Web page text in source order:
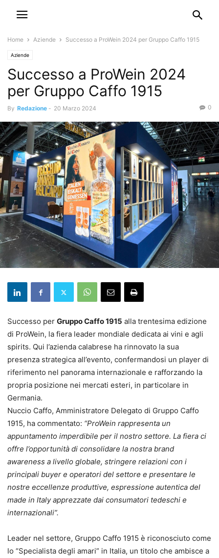
Home Aziende Successo a ProWein 2024 per Gruppo Caffo 1915
Aziende
Successo a ProWein 2024
per Gruppo Caffo 1915
By Redazione - 20 Marzo 2024 0
Successo per Gruppo Caffo 1915 alla trentesima edizione
di ProWein, la fiera leader mondiale dedicata ai vini e agli
spirits. Qui l’azienda calabrese ha rinnovato la sua
presenza strategica all’evento, confermandosi un player di
riferimento nel panorama internazionale e rafforzando la
propria posizione nei mercati esteri, in particolare in
Germania.
Nuccio Caffo, Amministratore Delegato di Gruppo Caffo
1915, ha commentato: “ProWein rappresenta un
appuntamento imperdibile per il nostro settore. La fiera ci
offre l’opportunità di consolidare la nostra brand
awareness a livello globale, stringere relazioni con i
principali buyer e operatori del settore e presentare le
nostre eccellenze produttive, espressione autentica del
made in Italy apprezzate dai consumatori tedeschi e
internazionali”.
Leader nel settore, Gruppo Caffo 1915 è riconosciuto come
lo “Specialista degli amari” in Italia, un titolo che ambisce a